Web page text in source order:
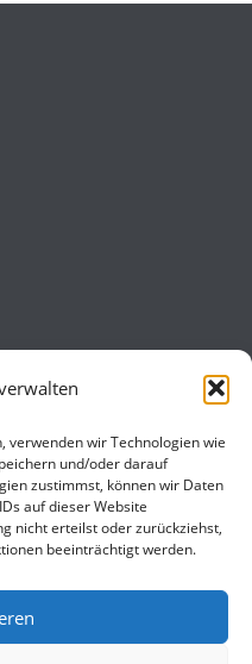
verwenden wir Technologien wie
und/oder darauf
zustimmst, können wir Daten
auf dieser Website
nicht erteilst oder zurückziehst,
beeinträchtigt werden.